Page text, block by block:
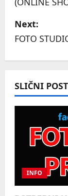
s
t
v
i
Next:
FOTO
SLIČNI
INFO